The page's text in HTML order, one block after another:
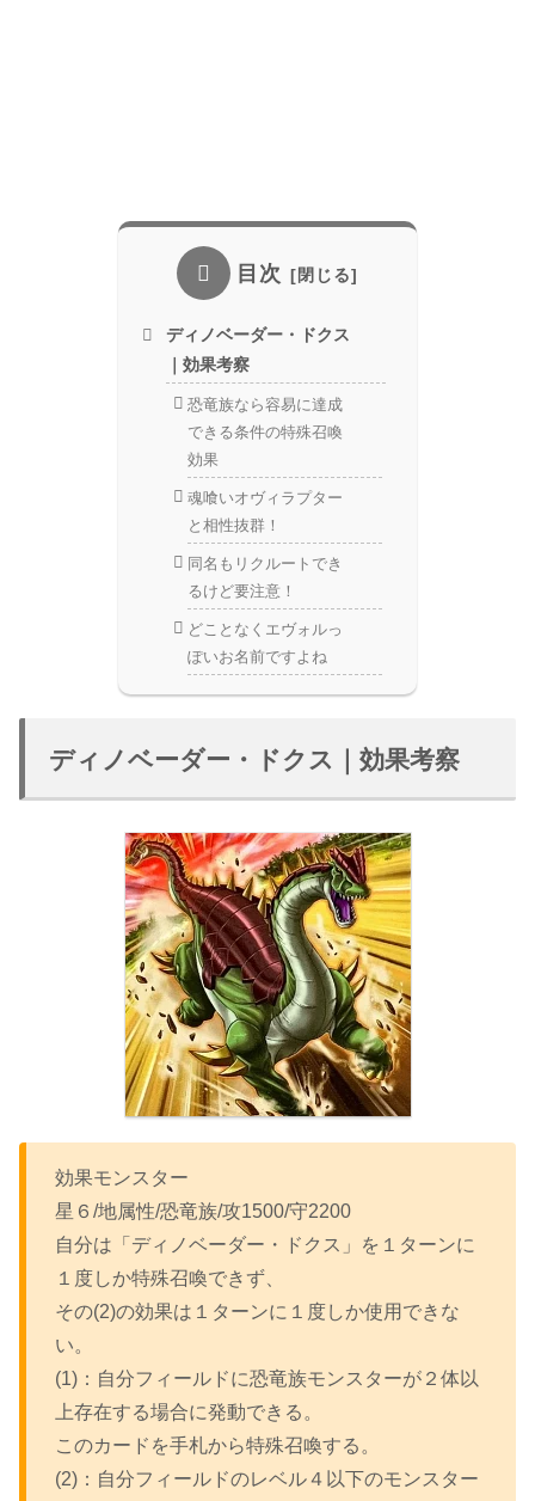
目次
ディノベーダー・ドクス
｜効果考察
恐竜族なら容易に達成
できる条件の特殊召喚
効果
魂喰いオヴィラプター
と相性抜群！
同名もリクルートでき
るけど要注意！
どことなくエヴォルっ
ぽいお名前ですよね
ディノベーダー・ドクス｜効果考察
効果モンスター
星６/地属性/恐竜族/攻1500/守2200
自分は「ディノベーダー・ドクス」を１ターンに
１度しか特殊召喚できず、
その(2)の効果は１ターンに１度しか使用できな
い。
(1)：自分フィールドに恐竜族モンスターが２体以
上存在する場合に発動できる。
このカードを手札から特殊召喚する。
(2)：自分フィールドのレベル４以下のモンスター